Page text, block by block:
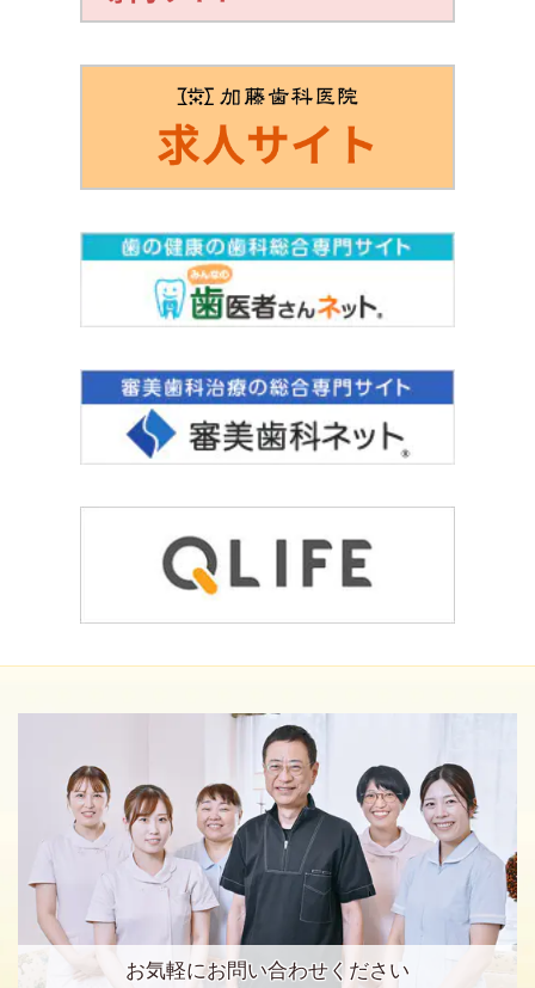
お気軽にお問い合わせください